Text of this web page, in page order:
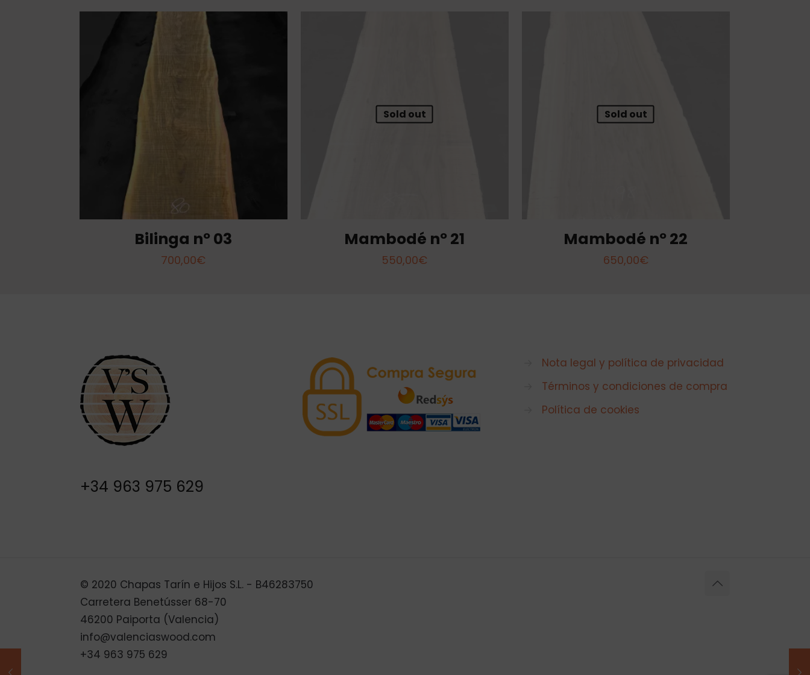
Bilinga nº 03
700,00€
Sold out
Mambodé nº 21
550,00€
Sold out
Mambodé nº 22
650,00€
+34 963 975 629
Nota legal y política de privacidad
Términos y condiciones de compra
Política de cookies
© 2020 Chapas Tarín e Hijos S.L. - B46283750
Carretera Benetússer 68-70
46200 Paiporta (Valencia)
info@valenciaswood.com
+34 963 975 629